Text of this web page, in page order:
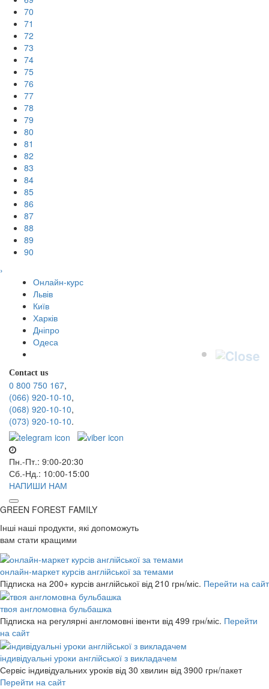
70
71
72
73
74
75
76
77
78
79
80
81
82
83
84
85
86
87
88
89
90
›
Онлайн-курс
Львів
Київ
Харків
Дніпро
Одеса
Contact us
0 800 750 167,
(066) 920-10-10,
(068) 920-10-10,
(073) 920-10-10.
Пн.-Пт.: 9:00-20:30
Сб.-Нд.: 10:00-15:00
НАПИШИ НАМ
GREEN FOREST FAMILY
Інші наші продукти, які допоможуть
вам стати кращими
онлайн-маркет курсів англійської за темами
Підписка на 200+ курсів англійської від 210 грн/міс. Перейти на сайт
твоя англомовна бульбашка
Підписка на регулярні англомовні івенти від 499 грн/міс. Перейти
на сайт
індивідуальні уроки англійської з викладачем
Сервіс індивідуальних уроків від 30 хвилин від 3900 грн/пакет
Перейти на сайт